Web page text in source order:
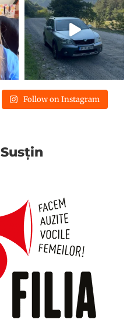
Follow on Instagram
Susțin